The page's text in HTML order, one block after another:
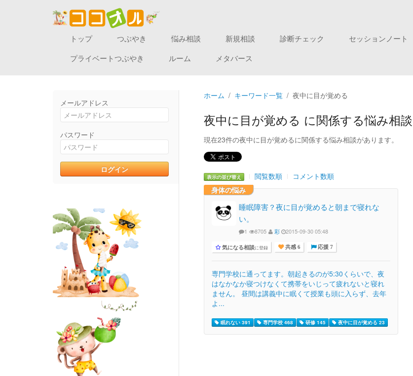
トップ つぶやき 悩み相談 新規相談 診断チェック セッションノート
プライベートつぶやき
ルーム メタバース
メールアドレス
パスワード
ホーム キーワード一覧 夜中に目が覚める
夜中に目が覚める に関係する悩み相談
現在23件の夜中に目が覚めるに関係する悩み相談があります。
表示の並び替え 閲覧数順
コメント数順
身体の悩み
睡眠障害？夜に目が覚めると朝まで寝れな
い。
1 8705 彩 2015-09-30 05:48
気になる相談に登録 共感 6 応援 7
専門学校に通ってます。朝起きるのが5:30くらいで、夜
はなかなか寝つけなくて携帯をいじって疲れないと寝れ
ません。 昼間は講義中に眠くて授業も頭に入らず、去年
よ...
眠れない 391 専門学校 468 研修 145 夜中に目が覚める 23